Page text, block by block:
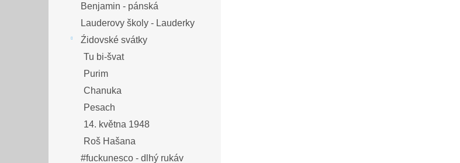
Benjamin - pánská
Lauderovy školy - Lauderky
Źidovské svátky
Tu bi-švat
Purim
Chanuka
Pesach
14. května 1948
Roš Hašana
#fuckunesco - dlhý rukáv